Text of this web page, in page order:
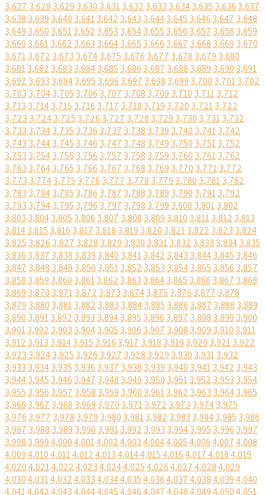
3,627 3,628 3,629 3,630 3,6313,632 3,633 3,6343,635 3,636 3,637
3,638 3,639 3,640 3,6413,642 3,643 3,6443,645 3,646 3,647 3,648
3,649 3,650 3,6513,652 3,653 3,6543,655 3,656 3,657 3,658 3,659
3,660 3,6613,662 3,663 3,6643,665 3,666 3,667 3,668 3,669 3,670
3,6713,672 3,673 3,6743,675 3,676 3,677 3,678 3,679 3,680
3,6813,682 3,683 3,6843,685 3,686 3,687 3,688 3,689 3,690 3,691
3,692 3,693 3,6943,695 3,696 3,697 3,698 3,699 3,700 3,7013,702
3,703 3,7043,705 3,706 3,707 3,708 3,709 3,710 3,7113,712
3,713 3,7143,715 3,716 3,717 3,718 3,719 3,720 3,7213,722
3,723 3,7243,725 3,726 3,727 3,728 3,729 3,730 3,7313,732
3,733 3,7343,735 3,736 3,737 3,738 3,739 3,740 3,7413,742
3,743 3,7443,745 3,746 3,747 3,748 3,749 3,750 3,7513,752
3,753 3,7543,755 3,756 3,757 3,758 3,759 3,760 3,7613,762
3,763 3,7643,765 3,766 3,767 3,768 3,769 3,770 3,7713,772
3,773 3,7743,775 3,776 3,777 3,778 3,779 3,780 3,7813,782
3,783 3,7843,785 3,786 3,787 3,788 3,789 3,790 3,7913,792
3,793 3,7943,795 3,796 3,797 3,798 3,799 3,800 3,8013,802
3,803 3,8043,805 3,806 3,807 3,808 3,809 3,810 3,8113,812 3,813
3,8143,815 3,816 3,817 3,818 3,819 3,820 3,8213,822 3,823 3,824
3,825 3,826 3,827 3,828 3,829 3,830 3,8313,832 3,833 3,8343,835
3,836 3,837 3,838 3,839 3,840 3,8413,842 3,843 3,8443,845 3,846
3,847 3,848 3,849 3,850 3,8513,852 3,853 3,8543,855 3,856 3,857
3,858 3,859 3,860 3,8613,862 3,863 3,8643,865 3,866 3,867 3,868
3,869 3,870 3,8713,872 3,873 3,8743,875 3,876 3,877 3,878
3,879 3,880 3,8813,882 3,883 3,8843,885 3,886 3,887 3,888 3,889
3,890 3,8913,892 3,893 3,8943,895 3,896 3,897 3,898 3,899 3,900
3,9013,902 3,903 3,9043,905 3,906 3,907 3,908 3,909 3,910 3,911
3,912 3,913 3,9143,915 3,916 3,917 3,918 3,919 3,920 3,9213,922
3,923 3,9243,925 3,926 3,927 3,928 3,929 3,930 3,9313,932
3,933 3,9343,935 3,936 3,937 3,938 3,939 3,940 3,9413,942 3,943
3,9443,945 3,946 3,947 3,948 3,949 3,950 3,9513,952 3,953 3,954
3,955 3,956 3,957 3,958 3,959 3,960 3,9613,962 3,963 3,9643,965
3,966 3,967 3,968 3,969 3,970 3,9713,972 3,973 3,9743,975
3,976 3,977 3,978 3,979 3,980 3,9813,982 3,983 3,9843,985 3,986
3,987 3,988 3,989 3,990 3,9913,992 3,993 3,9943,995 3,996 3,997
3,998 3,9994,0004,0014,0024,0034,0044,0054,0064,0074,008
4,0094,0104,0114,0124,0134,0144,0154,0164,0174,0184,019
4,0204,0214,0224,0234,0244,0254,0264,0274,0284,029
4,0304,0314,0324,0334,0344,0354,0364,0374,0384,0394,040
4,0414,0424,0434,0444,0454,0464,0474,0484,0494,0504,051